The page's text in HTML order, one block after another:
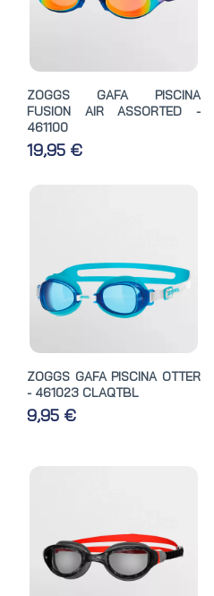
ZOGGS GAFA PISCINA
FUSION AIR ASSORTED -
461100
19,95 €
ZOGGS GAFA PISCINA OTTER
- 461023 CLAQTBL
9,95 €